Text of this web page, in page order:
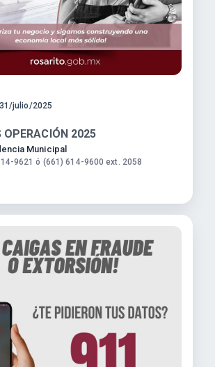
31/julio/2025
OPERACIÓN 2025
Municipal
9621 ó (661) 614-9600 ext. 2058